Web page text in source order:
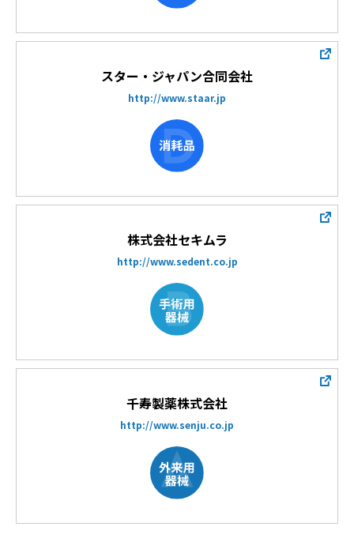
スター・ジャパン合同会社
http://www.staar.jp
株式会社セキムラ
http://www.sedent.co.jp
千寿製薬株式会社
http://www.senju.co.jp